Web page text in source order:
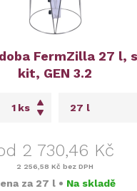
FermZilla 27 l,
kit, GEN 3.2
ks
2 730,46 Kč
2 256,58 Kč bez DPH
za 27 l • Na skladě